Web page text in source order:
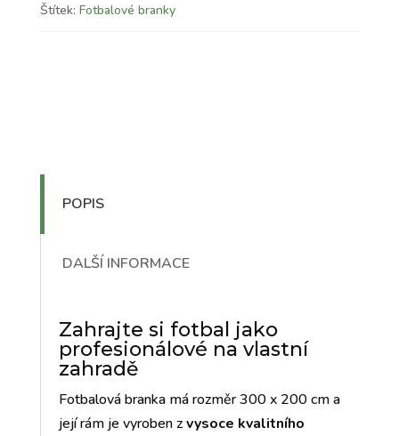
Štítek: Fotbalové branky
POPIS
DALŠÍ INFORMACE
Zahrajte si fotbal jako
profesionálové na vlastní
zahradě
Fotbalová branka má rozměr 300 x 200 cm a
její rám je vyroben zvysoce kvalitního